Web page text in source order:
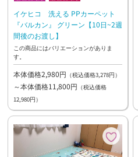
イケヒコ 洗える PPカーペット
『バルカン』 グリーン【10日~2週
間後のお渡し】
この商品にはバリエーションがありま
す。
本体価格2,980円 （税込価格3,278円）
～本体価格11,800円 （税込価格
12,980円）